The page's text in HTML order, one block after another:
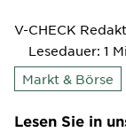
V-CHECK
Lesedauer: 1
Markt & Börse
Lesen Sie in